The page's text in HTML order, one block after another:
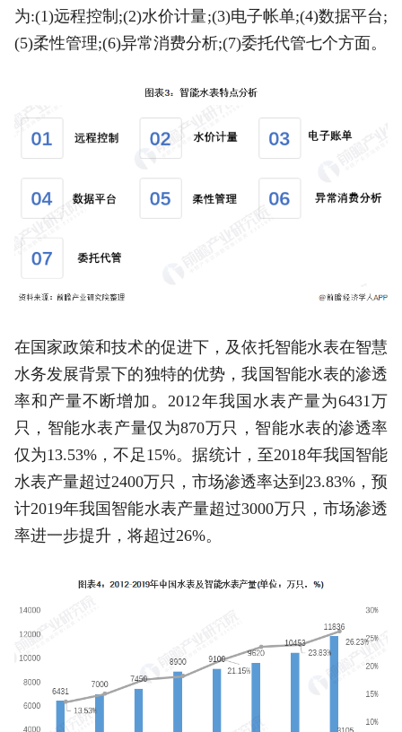
为:(1)远程控制;(2)水价计量;(3)电子帐单;(4)数据平台;
(5)柔性管理;(6)异常消费分析;(7)委托代管七个方面。
在国家政策和技术的促进下，及依托智能水表在智慧
水务发展背景下的独特的优势，我国智能水表的渗透
率和产量不断增加。2012年我国水表产量为6431万
只，智能水表产量仅为870万只，智能水表的渗透率
仅为13.53%，不足15%。据统计，至2018年我国智能
水表产量超过2400万只，市场渗透率达到23.83%，预
计2019年我国智能水表产量超过3000万只，市场渗透
率进一步提升，将超过26%。